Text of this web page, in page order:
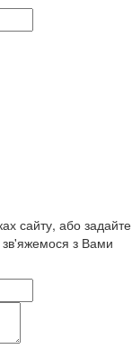
сайту, або задайте
зв'яжемося з Вами